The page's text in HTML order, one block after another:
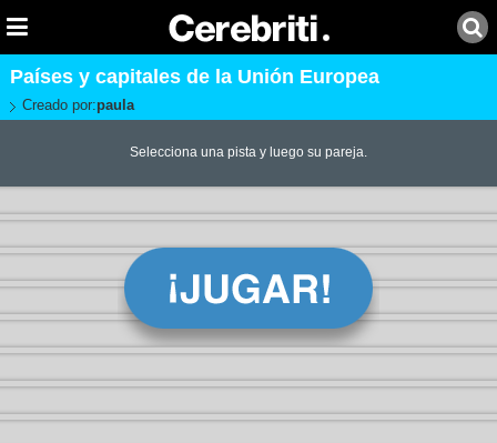
Países y capitales de la Unión Europea
Creado por:paula
Selecciona una pista y luego su pareja.